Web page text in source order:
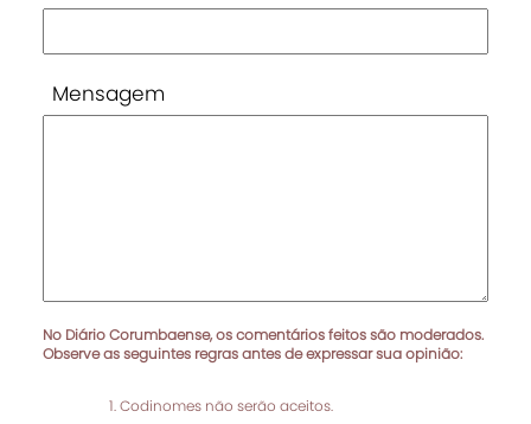
Mensagem
No Diário Corumbaense, os comentários feitos são moderados.
Observe as seguintes regras antes de expressar sua opinião:
Codinomes não serão aceitos.